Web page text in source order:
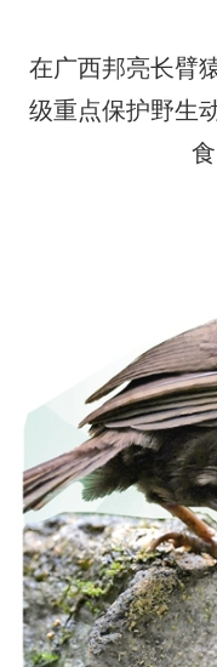
在广西邦亮长臂
级重点保护野生